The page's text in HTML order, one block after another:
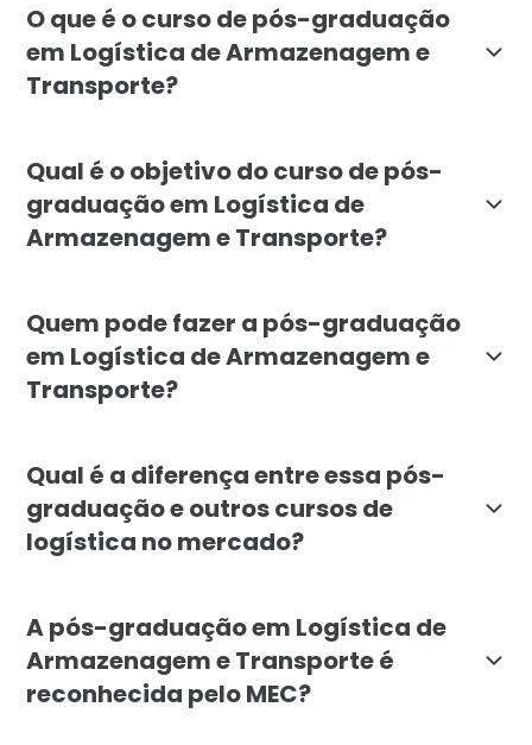
O que é o curso de pós-graduação
em Logística de Armazenagem e
Transporte?
Qual é o objetivo do curso de pós-
graduação em Logística de
Armazenagem e Transporte?
Quem pode fazer a pós-graduação
em Logística de Armazenagem e
Transporte?
Qual é a diferença entre essa pós-
graduação e outros cursos de
logística no mercado?
A pós-graduação em Logística de
Armazenagem e Transporte é
reconhecida pelo MEC?